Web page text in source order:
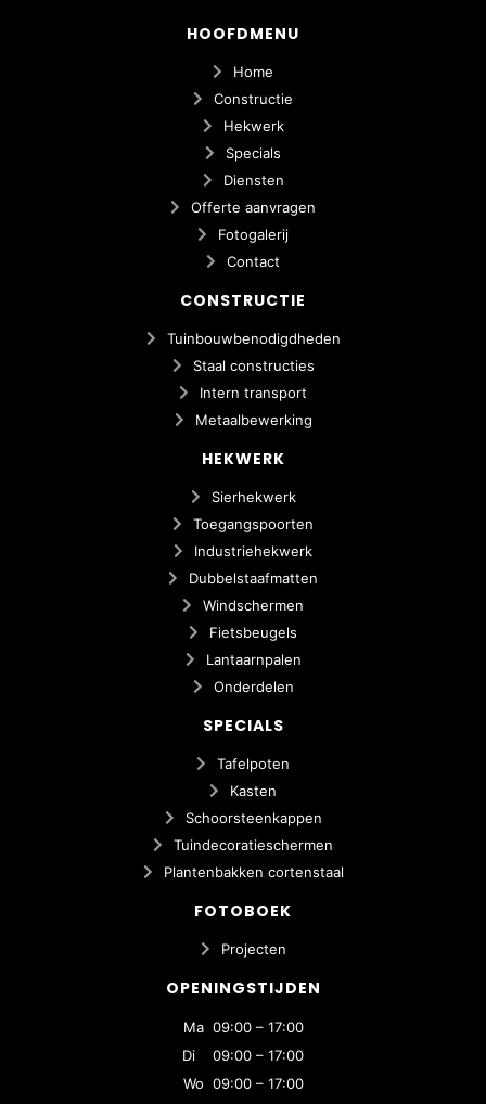
HOOFDMENU
Home
Constructie
Hekwerk
Specials
Diensten
Offerte aanvragen
Fotogalerij
Contact
CONSTRUCTIE
Tuinbouwbenodigdheden
Staal constructies
Intern transport
Metaalbewerking
HEKWERK
Sierhekwerk
Toegangspoorten
Industriehekwerk
Dubbelstaafmatten
Windschermen
Fietsbeugels
Lantaarnpalen
Onderdelen
SPECIALS
Tafelpoten
Kasten
Schoorsteenkappen
Tuindecoratieschermen
Plantenbakken cortenstaal
FOTOBOEK
Projecten
OPENINGSTIJDEN
Ma 09:00 – 17:00
Di 09:00 – 17:00
Wo 09:00 – 17:00